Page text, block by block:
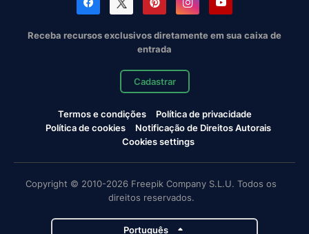
Receba recursos exclusivos diretamente em sua caixa de
entrada
Cadastrar
Termos e condições
Política de privacidade
Política de cookies
Notificação de Direitos Autorais
Cookies settings
Copyright © 2010-2026 Freepik Company S.L.U. Todos os
direitos reservados.
Português